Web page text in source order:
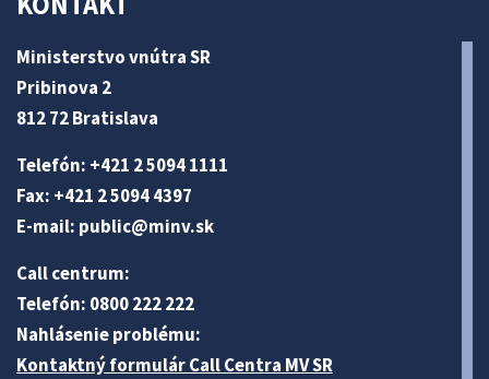
Ministerstvo vnútra SR
Pribinova 2
812 72 Bratislava
Telefón: +421 2 5094 1111
Fax: +421 2 5094 4397
E-mail: public@minv.sk
Call centrum:
Telefón: 0800 222 222
Nahlásenie problému:
Kontaktný formulár Call Centra MV SR